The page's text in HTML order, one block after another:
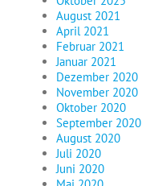
August 2021
April 2021
Februar 2021
Januar 2021
Dezember 2020
November 2020
Oktober 2020
September 2020
August 2020
Juli 2020
Juni 2020